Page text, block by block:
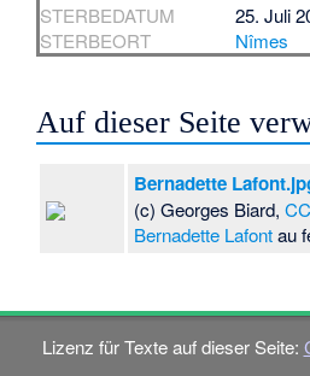
STERBEDATUM
25. Juli
STERBEORT
Nîmes
Auf dieser Seite
Bernadette
(c) Georges Biard,
Bernadette Lafontau
Lizenz für Texte auf dieser Seite: